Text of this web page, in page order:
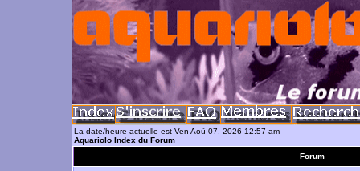
La date/heure actuelle est Ven Aoû 07, 2026 12:57 am
Aquariolo Index du Forum
Forum